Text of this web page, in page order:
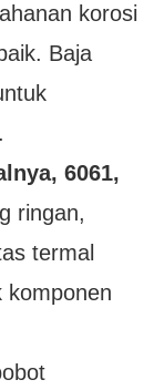
korosi
Baja
6061,
ringan,
termal
komponen